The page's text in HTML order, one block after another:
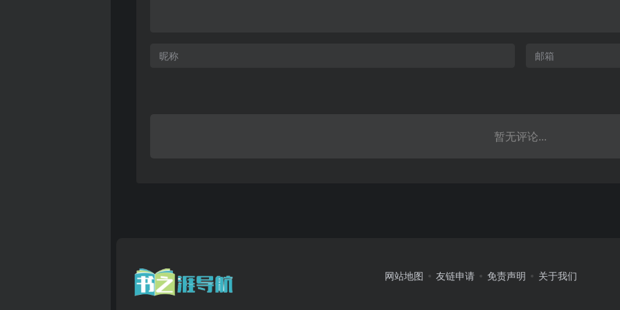
暂无评论...
网站地图 友链申请 免责声明 关于我们